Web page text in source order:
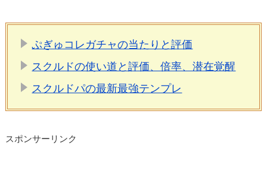
ぷぎゅコレガチャの当たりと評価
スクルドの使い道と評価、倍率、潜在覚醒
スクルドパの最新最強テンプレ
スポンサーリンク